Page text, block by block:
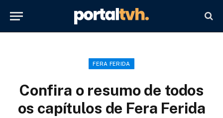
FERA FERIDA
Confira o resumo de todos
os capítulos de Fera Ferida